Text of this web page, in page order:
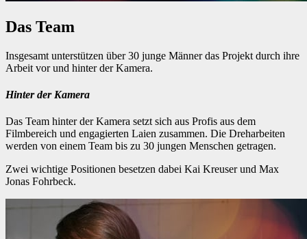
Das Team
Insgesamt unterstützen über 30 junge Männer das Projekt durch ihre
Arbeit vor und hinter der Kamera.
Hinter der Kamera
Das Team hinter der Kamera setzt sich aus Profis aus dem
Filmbereich und engagierten Laien zusammen. Die Dreharbeiten
werden von einem Team bis zu 30 jungen Menschen getragen.
Zwei wichtige Positionen besetzen dabei Kai Kreuser und Max
Jonas Fohrbeck.